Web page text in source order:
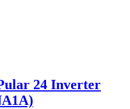
24 Inverter